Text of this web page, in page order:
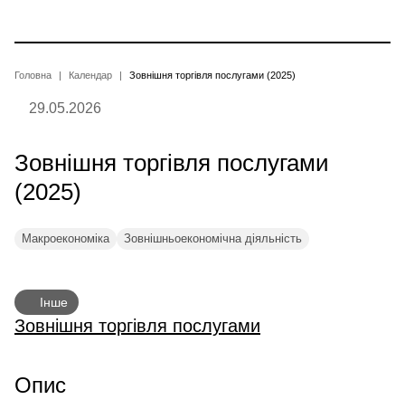
основного
Рядок
навіґації
Головна Календар Зовнішня торгівля послугами (2025)
29.05.2026
Зовнішня торгівля послугами
(2025)
Макроекономіка Зовнішньоекономічна діяльність
Інше
Зовнішня торгівля послугами
Опис